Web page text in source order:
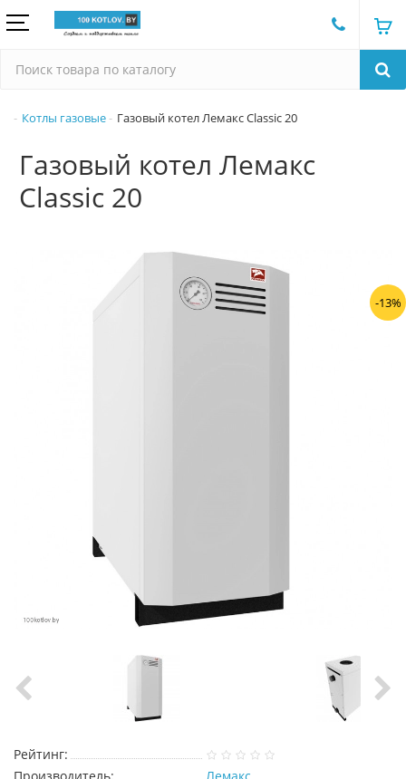
Котлы газовые Газовый котел Лемакс Classic 20
Газовый котел Лемакс
Classic 20
-13%
Рейтинг: